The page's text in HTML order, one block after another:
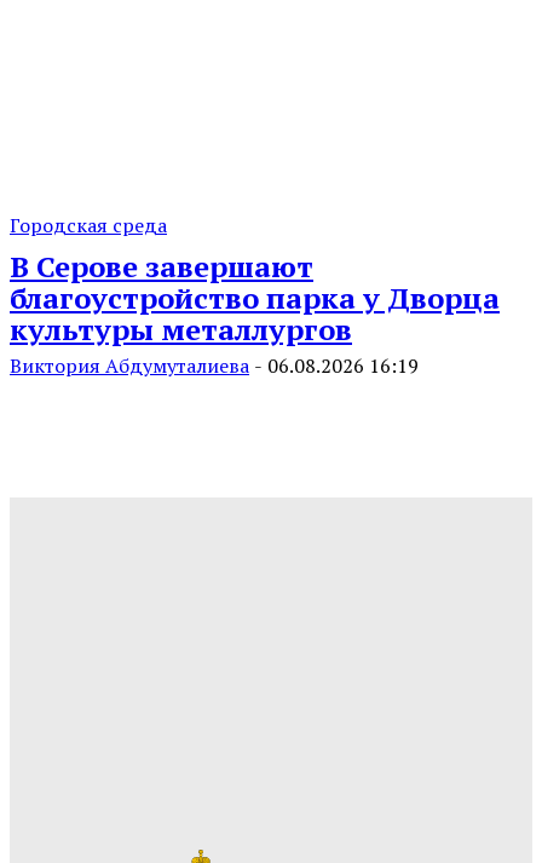
Городская среда
В Серове завершают
благоустройство парка у Дворца
культуры металлургов
Виктория Абдумуталиева - 06.08.2026 16:19